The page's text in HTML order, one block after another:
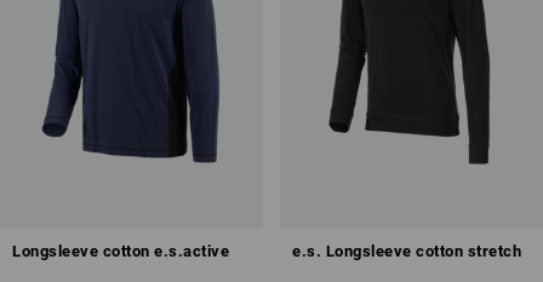
Longsleeve cotton e.s.active e.s. Longsleeve cotton stretch